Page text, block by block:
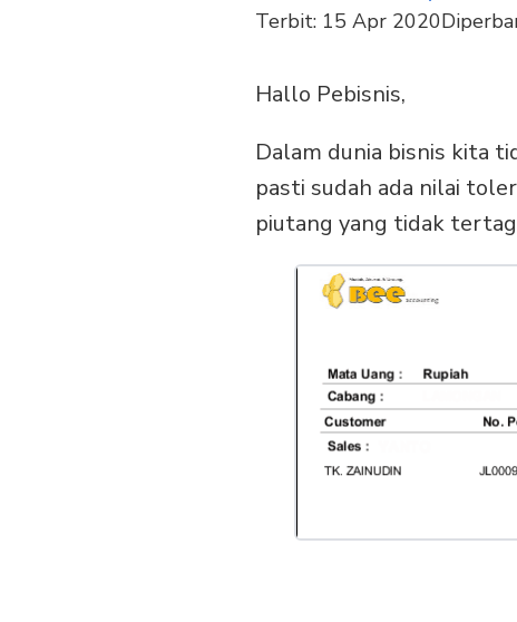
Terbit: 15 Apr 2020
Hallo Pebisnis,
Dalam dunia bisnis kita
pasti sudah ada nilai
piutang yang tidak